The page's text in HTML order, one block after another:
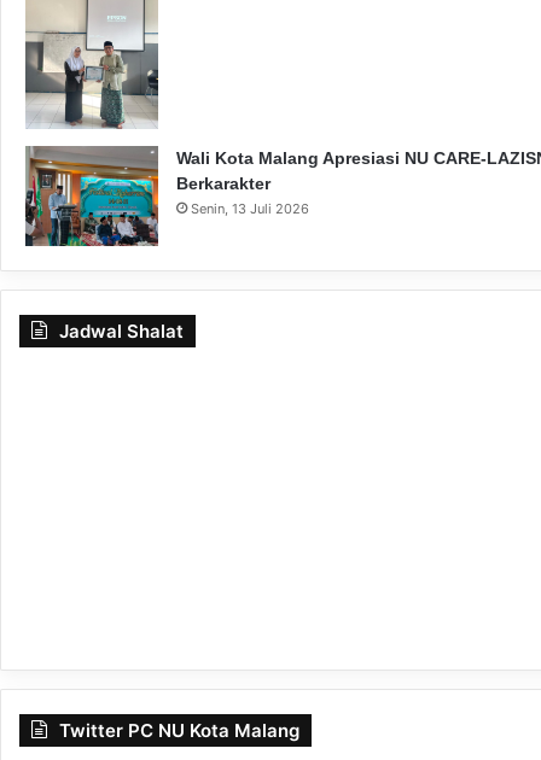
Wali Kota Malang Apresiasi NU CARE-
Berkarakter
Senin, 13 Juli 2026
Jadwal Shalat
Twitter PC NU Kota Malang